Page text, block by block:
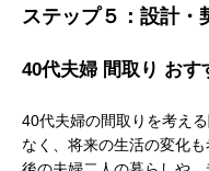
ステップ５：設計・
40代夫婦 間取り おす
40代夫婦の間取りを考え
なく、将来の生活の変化